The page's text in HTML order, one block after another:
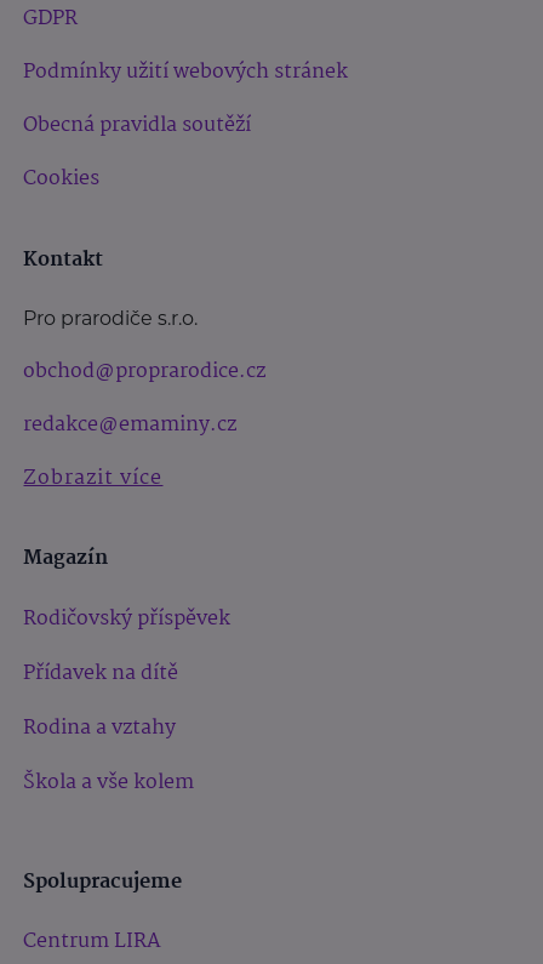
GDPR
Podmínky užití webových stránek
Obecná pravidla soutěží
Cookies
Kontakt
Pro prarodiče s.r.o.
obchod@proprarodice.cz
redakce@emaminy.cz
Zobrazit více
Magazín
Rodičovský příspěvek
Přídavek na dítě
Rodina a vztahy
Škola a vše kolem
Spolupracujeme
Centrum LIRA